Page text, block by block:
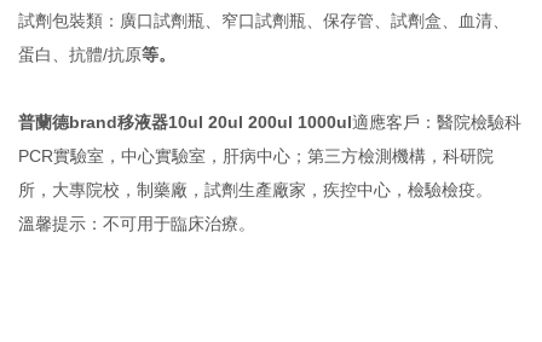
試劑包裝類：廣口試劑瓶、窄口試劑瓶、保存管、試劑盒、血清、
蛋白、抗體/抗原等。
普蘭德brand移液器10ul 20ul 200ul 1000ul適應客戶：醫院檢驗科
PCR實驗室，中心實驗室，肝病中心；第三方檢測機構，科研院
所，大專院校，制藥廠，試劑生產廠家，疾控中心，檢驗檢疫。
溫馨提示：不可用于臨床治療。